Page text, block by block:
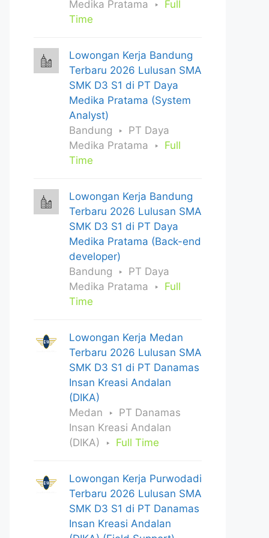
Medika Pratama
Full
Time
Lowongan Kerja Bandung
Terbaru 2026 Lulusan SMA
SMK D3 S1 di PT Daya
Medika Pratama (System
Analyst)
Bandung
PT Daya
Medika Pratama
Full
Time
Lowongan Kerja Bandung
Terbaru 2026 Lulusan SMA
SMK D3 S1 di PT Daya
Medika Pratama (Back-end
developer)
Bandung
PT Daya
Medika Pratama
Full
Time
Lowongan Kerja Medan
Terbaru 2026 Lulusan SMA
SMK D3 S1 di PT Danamas
Insan Kreasi Andalan
(DIKA)
Medan
PT Danamas
Insan Kreasi Andalan
(DIKA)
Full Time
Lowongan Kerja Purwodadi
Terbaru 2026 Lulusan SMA
SMK D3 S1 di PT Danamas
Insan Kreasi Andalan